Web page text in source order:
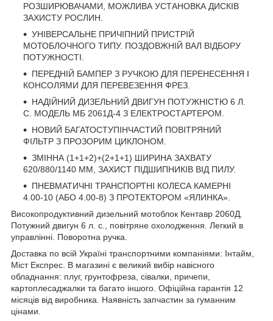
РОЗШИРЮВАЧАМИ, МОЖЛИВА УСТАНОВКА ДИСКІВ
ЗАХИСТУ РОСЛИН.
УНІВЕРСАЛЬНЕ ПРИЧІПНИЙ ПРИСТРІЙ
МОТОБЛОЧНОГО ТИПУ. ПОЗДОВЖНІЙ ВАЛ ВІДБОРУ
ПОТУЖНОСТІ.
ПЕРЕДНІЙ БАМПЕР З РУЧКОЮ ДЛЯ ПЕРЕНЕСЕННЯ І
КОНСОЛЯМИ ДЛЯ ПЕРЕВЕЗЕННЯ ФРЕЗ.
НАДІЙНИЙ ДИЗЕЛЬНИЙ ДВИГУН ПОТУЖНІСТЮ 6 Л.
С. МОДЕЛЬ МБ 2061Д-4 З ЕЛЕКТРОСТАРТЕРОМ.
НОВИЙ БАГАТОСТУПІНЧАСТИЙ ПОВІТРЯНИЙ
ФІЛЬТР З ПРОЗОРИМ ЦИКЛОНОМ.
ЗМІННА (1+1+2)+(2+1+1) ШИРИНА ЗАХВАТУ
620/880/1140 ММ, ЗАХИСТ ПІДШИПНИКІВ ВІД ПИЛУ.
ПНЕВМАТИЧНІ ТРАНСПОРТНІ КОЛЕСА КАМЕРНІ
4.00-10 (АБО 4.00-8) З ПРОТЕКТОРОМ «ЯЛИНКА».
Високопродуктивний дизельний мотоблок Кентавр 2060Д.
Потужний двигун 6 л. с., повітряне охолодження. Легкий в
управлінні. Поворотна ручка.
Доставка по всій Україні транспортними компаніями: Інтайм,
Міст Експрес. В магазині є великий вибір навісного
обладнання: плуг, грунтофреза, сівалки, причепи,
картоплесаджалки та багато іншого. Офіційна гарантія 12
місяців від виробника. Наявність запчастин за гуманним
цінами.